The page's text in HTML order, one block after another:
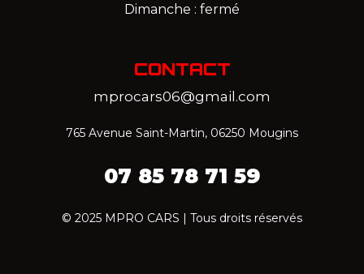
Dimanche : fermé
CONTACT
mprocars06@gmail.com
765 Avenue Saint-Martin, 06250 Mougins
07 85 78 71 59‬
© 2025 MPRO CARS | Tous droits réservés